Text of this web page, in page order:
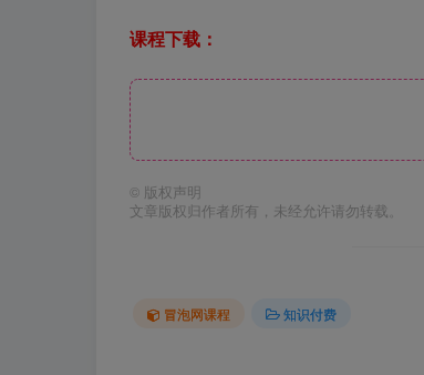
课程下载：
© 版权声明
文章版权归作者所有，未经允许请勿转载。
冒泡网课程 知识付费